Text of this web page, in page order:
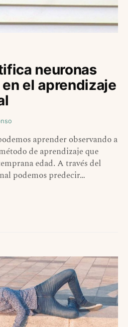
neuronas
el aprendizaje
aprender observando a
de aprendizaje que
edad. A través del
podemos predecir…